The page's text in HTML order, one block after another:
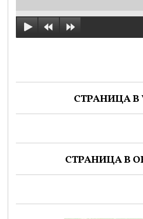
СТРАНИЦА В
СТРАНИЦА В